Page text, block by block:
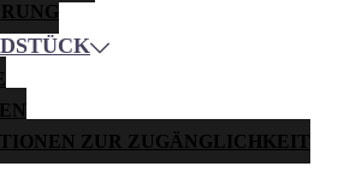
ZUR ZUGÄNGLICHKEIT